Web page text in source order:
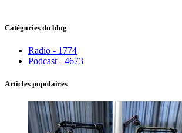
Catégories du blog
Radio - 1774
Podcast - 4673
Articles populaires